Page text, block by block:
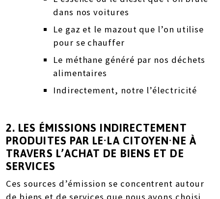
dans nos voitures
Le gaz et le mazout que l’on utilise
pour se chauffer
Le méthane généré par nos déchets
alimentaires
Indirectement, notre l’électricité
2. LES ÉMISSIONS INDIRECTEMENT
PRODUITES PAR LE·LA CITOYEN·NE À
TRAVERS L’ACHAT DE BIENS ET DE
SERVICES
Ces sources d’émission se concentrent autour
de biens et de services que nous avons choisi